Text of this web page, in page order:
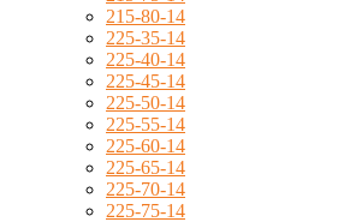
215-80-14
225-35-14
225-40-14
225-45-14
225-50-14
225-55-14
225-60-14
225-65-14
225-70-14
225-75-14